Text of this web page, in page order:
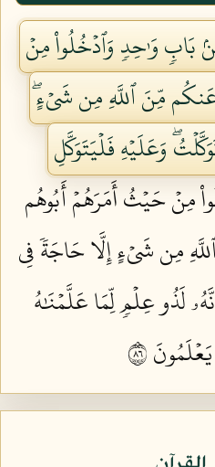
بَابٖ وَٰحِدٖ وَٱدۡخُلُواْ مِنۡ
مِّنَ ٱللَّهِ مِن شَيۡءٍۖ
وَعَلَيۡهِ فَلۡيَتَوَكَّلِ
مِنۡ حَيۡثُ أَمَرَهُمۡ أَبُوهُم
مِن شَيۡءٍ إِلَّا حَاجَةٗ فِي
لَذُو عِلۡمٖ لِّمَا عَلَّمۡنَٰهُ
٦٨